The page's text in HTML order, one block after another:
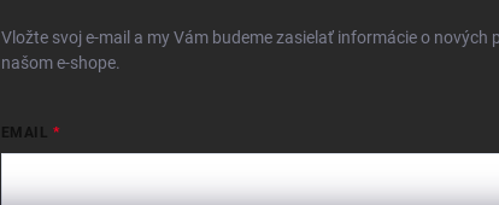
Vložte svoj e-mail a my Vám budeme zasielať informácie o nových
našom e-shope.
EMAIL